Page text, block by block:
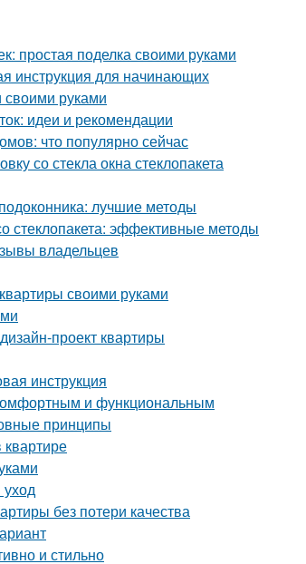
простая поделка своими руками
инструкция для начинающих
своими руками
идеи и рекомендации
что популярно сейчас
со стекла окна стеклопакета
лучшие методы
стеклопакета: эффективные методы
владельцев
своими руками
проект квартиры
инструкция
и функциональным
принципы
без потери качества
и стильно